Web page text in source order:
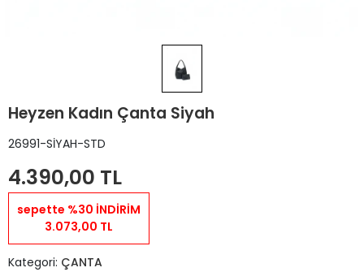
Heyzen Kadın Çanta Siyah
26991-SİYAH-STD
4.390,00 TL
sepette %30 İNDİRİM
3.073,00 TL
Kategori: ÇANTA